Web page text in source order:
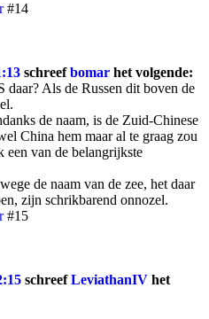
#14
schreefbomar het volgende:
Als de Russen dit boven de
de naam, is de Zuid-Chinese
China hem maar al te graag zou
van de belangrijkste
de naam van de zee, het daar
zijn schrikbarend onnozel.
#15
schreefLeviathanIV het